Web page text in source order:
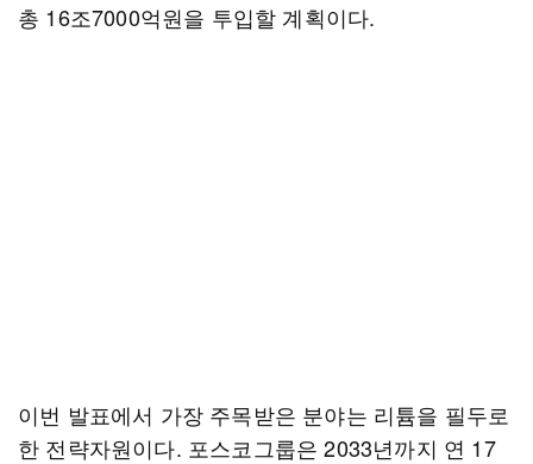
총 16조7000억원을 투입할 계획이다.
이번 발표에서 가장 주목받은 분야는 리튬을 필두로
한 전략자원이다. 포스코그룹은 2033년까지 연 17